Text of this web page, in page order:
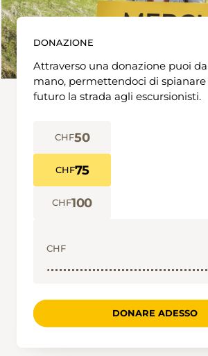
DONAZIONE
Attraverso una donazione puoi
mano, permettendoci di spianare
futuro la strada agli escursionisti.
CHF50
CHF75
CHF100
CHF
DONARE ADESSO